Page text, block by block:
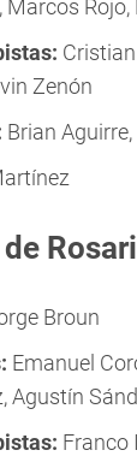
Marcos
Zenón
Brian
Broun
Emanuel
Agustín
Franco